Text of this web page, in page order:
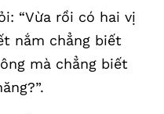
“Vừa rồi có hai vị
nắm chẳng biết
mà chẳng biết